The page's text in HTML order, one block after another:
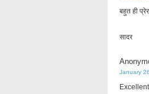
बहुत ही
सादर
January